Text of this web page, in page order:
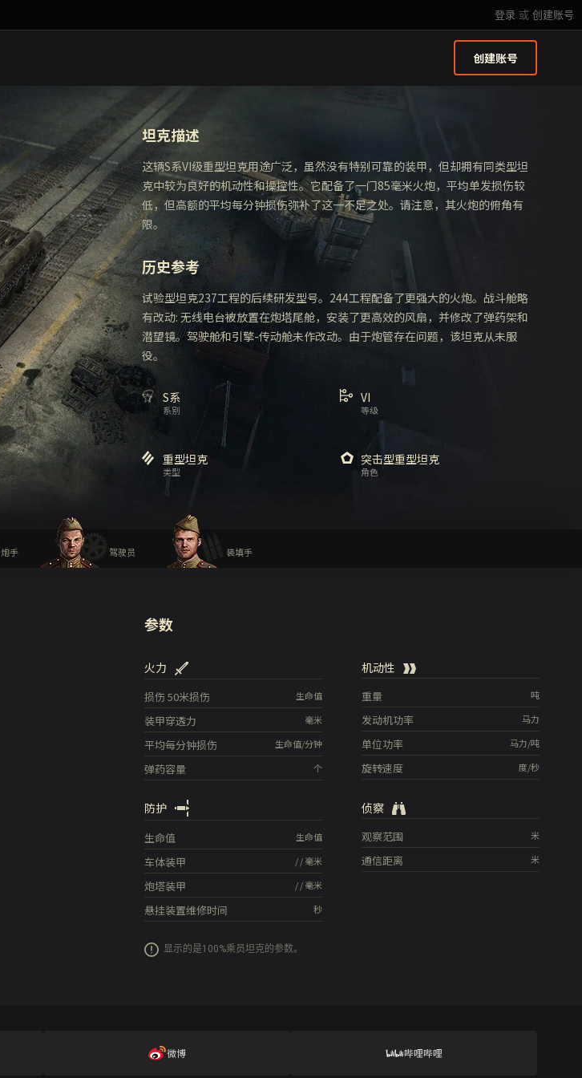
登录 或 创建账号
创建账号
坦克描述
这辆S系VI级重型坦克用途广泛，虽然没有特别可靠的装甲，但却拥有同类型坦
克中较为良好的机动性和操控性。它配备了一门85毫米火炮，平均单发损伤较
低，但高额的平均每分钟损伤弥补了这一不足之处。请注意，其火炮的俯角有
限。
历史参考
试验型坦克237工程的后续研发型号。244工程配备了更强大的火炮。战斗舱略
有改动: 无线电台被放置在炮塔尾舱，安装了更高效的风扇，并修改了弹药架和
潜望镜。驾驶舱和引擎-传动舱未作改动。由于炮管存在问题，该坦克从未服
役。
系别
S系
等级
VI
类型
重型坦克
角色
突击型重型坦克
炮手 驾驶员 装填手
参数
火力
生命值
损伤50米损伤
毫米
装甲穿透力
生命值/分钟
平均每分钟损伤
个
弹药容量
机动性
吨
重量
马力
发动机功率
马力/吨
单位功率
度/秒
旋转速度
防护
生命值
生命值
//毫米
车体装甲
//毫米
炮塔装甲
秒
悬挂装置维修时间
侦察
米
观察范围
米
通信距离
显示的是100%乘员坦克的参数。
微博 哔哩哔哩